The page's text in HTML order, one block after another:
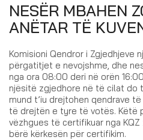
NESËR MBAHEN
ANËTAR TË
Komisioni Qendror i Zgjedhjeve
përgatitjet e nevojshme, dhe
nga ora 08:00 deri në orën
njësitë zgjedhore në të cilat do
mund t’iu drejtohen qendrave
të drejtën e tyre të votës. Këtë
vëzhgues të certifikuar nga
bërë kërkesën për certifikim.